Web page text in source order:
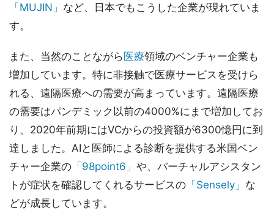
「MUJIN」 など、日本でもこうした企業が現れていま
す。
また、当然のことながら医療領域のベンチャー企業も
増加しています。特に非接触で医療サービスを受けら
れる、遠隔医療への需要が高まっています。遠隔医療
の需要はパンデミック以前の4000%にまで増加してお
り、2020年前期にはVCからの投資額が6300憶円に到
達しました。AIと医師による診断を提供する米国ベン
チャー企業の 「98point6」 や、バーチャルアシスタン
トが症状を確認してくれるサービスの 「Sensely」 な
どが成長しています。